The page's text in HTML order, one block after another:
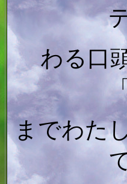
わる口
までわた